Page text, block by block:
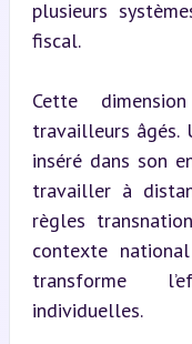
plusieurs
fiscal.
Cette
travailleurs âgés.
inséré dans son
travailler à
règles
contexte
transforme
individuelles.